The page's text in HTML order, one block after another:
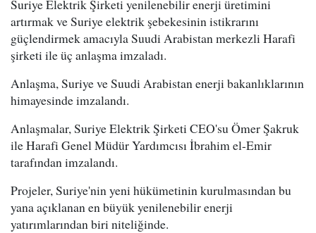
Suriye Elektrik Şirketi yenilenebilir enerji üretimini
artırmak ve Suriye elektrik şebekesinin istikrarını
güçlendirmek amacıyla Suudi Arabistan merkezli Harafi
şirketi ile üç anlaşma imzaladı.
Anlaşma, Suriye ve Suudi Arabistan enerji bakanlıklarının
himayesinde imzalandı.
Anlaşmalar, Suriye Elektrik Şirketi CEO'su Ömer Şakruk
ile Harafi Genel Müdür Yardımcısı İbrahim el-Emir
tarafından imzalandı.
Projeler, Suriye'nin yeni hükümetinin kurulmasından bu
yana açıklanan en büyük yenilenebilir enerji
yatırımlarından biri niteliğinde.